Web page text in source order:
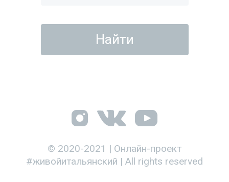
© 2020-2021 | Онлайн-проект
#живойитальянский | All rights reserved